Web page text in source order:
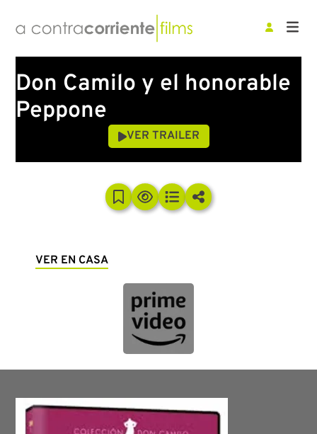
Don Camilo y el honorable
Peppone
VER TRAILER
VER EN CASA